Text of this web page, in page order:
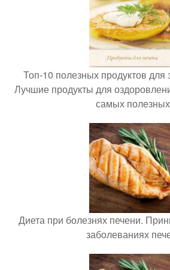
Топ-10 полезных продуктов для
Лучшие продукты для
самых
Диета при болезнях печени.
заболеваниях